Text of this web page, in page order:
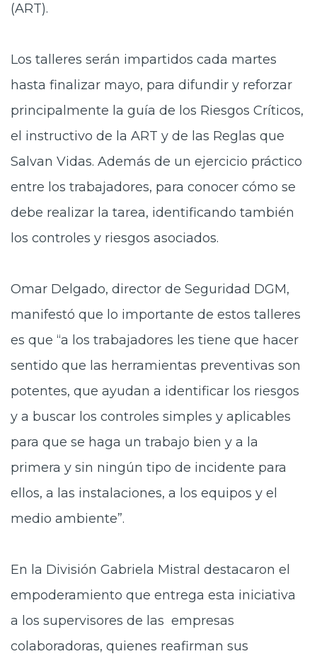
(ART).
Los talleres serán impartidos cada martes
hasta finalizar mayo, para difundir y reforzar
principalmente la guía de los Riesgos Críticos,
el instructivo de la ART y de las Reglas que
Salvan Vidas. Además de un ejercicio práctico
entre los trabajadores, para conocer cómo se
debe realizar la tarea, identificando también
los controles y riesgos asociados.
Omar Delgado, director de Seguridad DGM,
manifestó que lo importante de estos talleres
es que “a los trabajadores les tiene que hacer
sentido que las herramientas preventivas son
potentes, que ayudan a identificar los riesgos
y a buscar los controles simples y aplicables
para que se haga un trabajo bien y a la
primera y sin ningún tipo de incidente para
ellos, a las instalaciones, a los equipos y el
medio ambiente”.
En la División Gabriela Mistral destacaron el
empoderamiento que entrega esta iniciativa
a los supervisores de las empresas
colaboradoras, quienes reafirman sus